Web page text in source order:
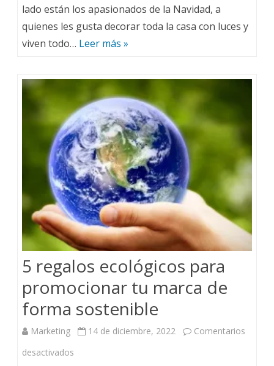
lado están los apasionados de la Navidad, a
quienes les gusta decorar toda la casa con luces y
viven todo… Leer más »
5 regalos ecológicos para
promocionar tu marca de
forma sostenible
Marketing 14 de diciembre, 2022
Comentarios
desactivados